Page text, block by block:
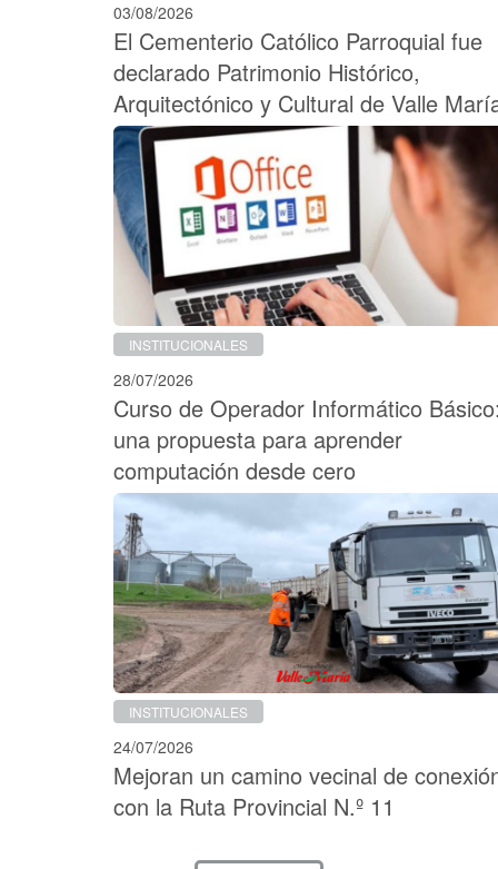
03/08/2026
El Cementerio Católico Parroquial fue
declarado Patrimonio Histórico,
Arquitectónico y Cultural de Valle
INSTITUCIONALES
28/07/2026
Curso de Operador Informático Básico:
una propuesta para aprender
computación desde cero
INSTITUCIONALES
24/07/2026
Mejoran un camino vecinal de
con la Ruta Provincial N.º 11